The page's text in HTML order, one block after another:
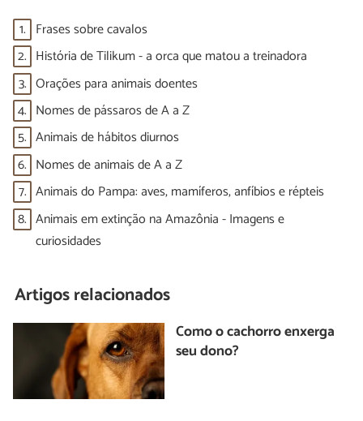
1. Frases sobre cavalos
2. História de Tilikum - a orca que matou a treinadora
3. Orações para animais doentes
4. Nomes de pássaros de A a Z
5. Animais de hábitos diurnos
6. Nomes de animais de A a Z
7. Animais do Pampa: aves, mamíferos, anfíbios e répteis
8. Animais em extinção na Amazônia - Imagens e
curiosidades
Artigos relacionados
Como o cachorro enxerga
seu dono?